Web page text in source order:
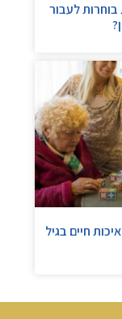
לעבור
חיים בגיל